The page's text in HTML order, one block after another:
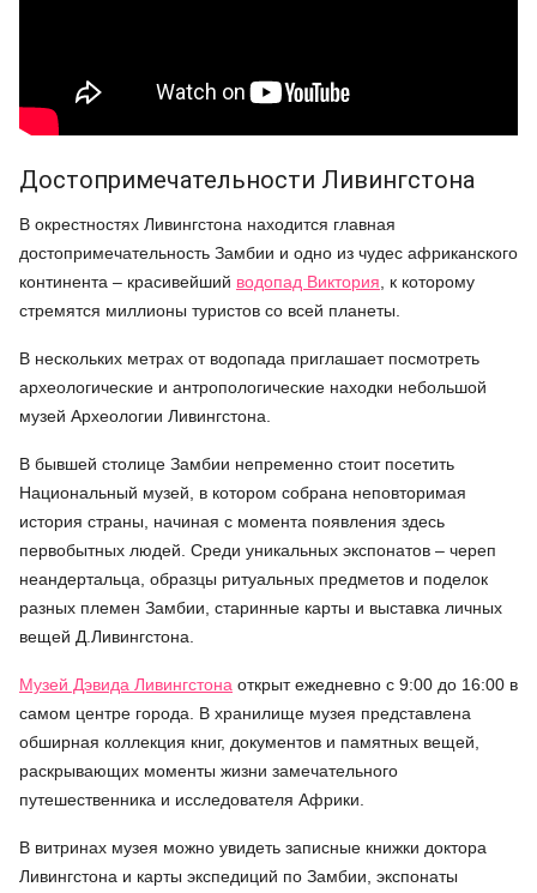
Достопримечательности Ливингстона
В окрестностях Ливингстона находится главная
достопримечательность Замбии и одно из чудес африканского
континента – красивейший водопад Виктория , к которому
стремятся миллионы туристов со всей планеты.
В нескольких метрах от водопада приглашает посмотреть
археологические и антропологические находки небольшой
музей Археологии Ливингстона.
В бывшей столице Замбии непременно стоит посетить
Национальный музей, в котором собрана неповторимая
история страны, начиная с момента появления здесь
первобытных людей. Среди уникальных экспонатов – череп
неандертальца, образцы ритуальных предметов и поделок
разных племен Замбии, старинные карты и выставка личных
вещей Д.Ливингстона.
Музей Дэвида Ливингстона открыт ежедневно с 9:00 до 16:00 в
самом центре города. В хранилище музея представлена
обширная коллекция книг, документов и памятных вещей,
раскрывающих моменты жизни замечательного
путешественника и исследователя Африки.
В витринах музея можно увидеть записные книжки доктора
Ливингстона и карты экспедиций по Замбии, экспонаты